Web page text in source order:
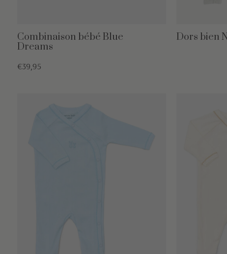
Combinaison bébé Blue
Dreams
€39,95
Dors bien